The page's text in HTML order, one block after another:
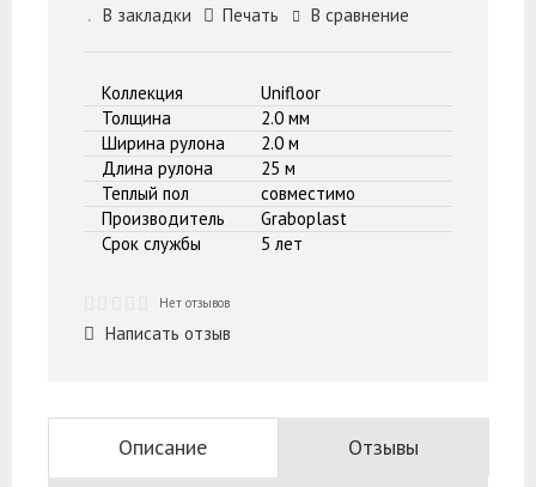
В закладки Печать В сравнение
Коллекция
Unifloor
Толщина
2.0 мм
Ширина рулона
2.0 м
Длина рулона
25 м
Теплый пол
совместимо
Производитель
Graboplast
Срок службы
5 лет
Нет отзывов
Написать отзыв
Описание Отзывы